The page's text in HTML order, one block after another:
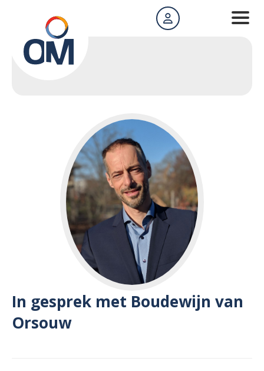
In gesprek met Boudewijn van
Orsouw